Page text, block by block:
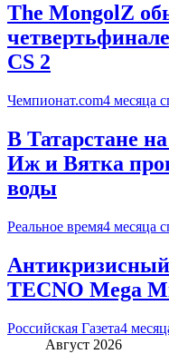
The MongolZ
CS 2
Чемпионат.com4 месяца
В Татарстане
Иж и Вятка
воды
Реальное время4 месяца
TECNO Mega
Российская Газета4
Август 2026